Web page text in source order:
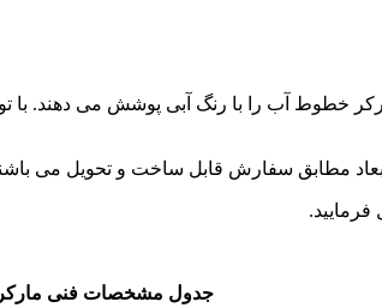
خطوط آب را با رنگ آبی پوشش می دهند. با
مطابق سفارش قابل ساخت و تحویل می
جدول مشخصات فنی